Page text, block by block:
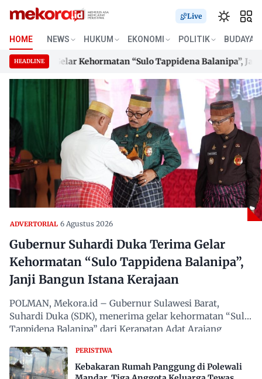
content
Live
HOME NEWS HUKUM EKONOMI POLITIK BUDAYA
HEADLINEGelar Kehormatan “Sulo Tappidena Balanipa”, Janji
Gelar Kehormatan “Sulo Tappidena Balanipa”, Janji
ADVERTORIAL 6 Agustus 2026
Gubernur Suhardi Duka Terima Gelar
Kehormatan “Sulo Tappidena Balanipa”,
Janji Bangun Istana Kerajaan
POLMAN, Mekora.id – Gubernur Sulawesi Barat,
Suhardi Duka (SDK), menerima gelar kehormatan “Sulo
Tappidena Balanipa” dari Kerapatan Adat Arajang
PERISTIWA
Kebakaran Rumah Panggung di Polewali